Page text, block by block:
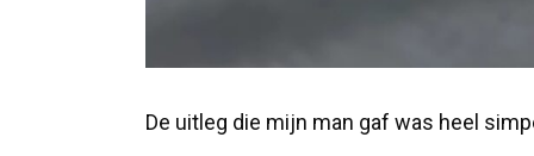
De uitleg die mijn man gaf was heel